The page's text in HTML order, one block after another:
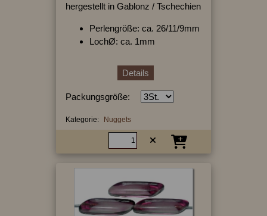
hergestellt in Gablonz / Tschechien
Perlengröße: ca. 26/11/9mm
LochØ: ca. 1mm
Details
Packungsgröße:
Kategorie: Nuggets